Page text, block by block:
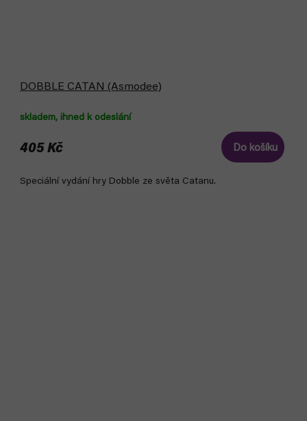
DOBBLE CATAN (Asmodee)
skladem, ihned k odeslání
405 Kč Do košíku
Speciální vydání hry Dobble ze světa Catanu.